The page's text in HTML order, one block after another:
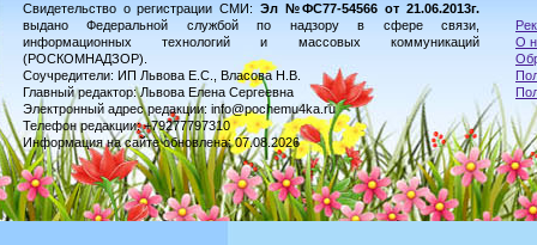
Свидетельство о регистрации СМИ: Эл №ФС77-54566 от 21.06.2013г.
выдано Федеральной службой по надзору в сфере связи,
информационных технологий и массовых коммуникаций
(РОСКОМНАДЗОР).
Соучредители: ИП Львова Е.С., Власова Н.В.
Главный редактор: Львова Елена Сергеевна
Электронный адрес редакции: info@pochemu4ka.ru
Телефон редакции: +79277797310
Информация на сайте обновлена: 07.08.2026
О